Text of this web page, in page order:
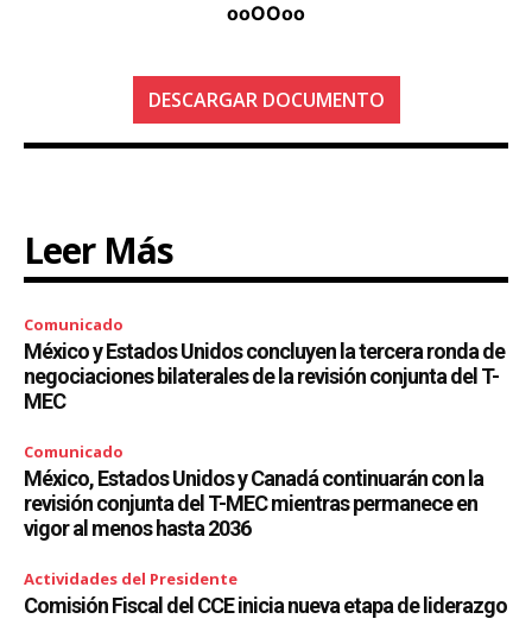
ooOOoo
DESCARGAR DOCUMENTO
Leer Más
Comunicado
México y Estados Unidos concluyen la tercera ronda de
negociaciones bilaterales de la revisión conjunta del T-
MEC
Comunicado
México, Estados Unidos y Canadá continuarán con la
revisión conjunta del T-MEC mientras permanece en
vigor al menos hasta 2036
Actividades del Presidente
Comisión Fiscal del CCE inicia nueva etapa de liderazgo